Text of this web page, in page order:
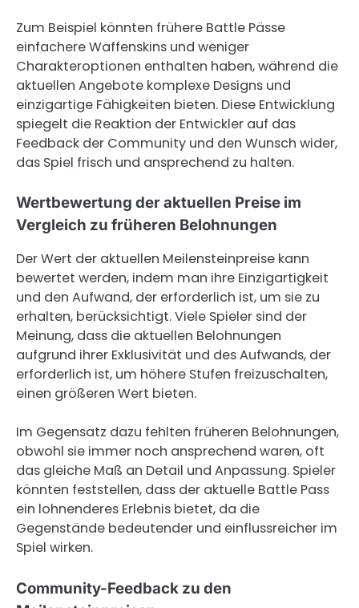
Zum Beispiel könnten frühere Battle Pässe
einfachere Waffenskins und weniger
Charakteroptionen enthalten haben, während die
aktuellen Angebote komplexe Designs und
einzigartige Fähigkeiten bieten. Diese Entwicklung
spiegelt die Reaktion der Entwickler auf das
Feedback der Community und den Wunsch wider,
das Spiel frisch und ansprechend zu halten.
Wertbewertung der aktuellen Preise im
Vergleich zu früheren Belohnungen
Der Wert der aktuellen Meilensteinpreise kann
bewertet werden, indem man ihre Einzigartigkeit
und den Aufwand, der erforderlich ist, um sie zu
erhalten, berücksichtigt. Viele Spieler sind der
Meinung, dass die aktuellen Belohnungen
aufgrund ihrer Exklusivität und des Aufwands, der
erforderlich ist, um höhere Stufen freizuschalten,
einen größeren Wert bieten.
Im Gegensatz dazu fehlten früheren Belohnungen,
obwohl sie immer noch ansprechend waren, oft
das gleiche Maß an Detail und Anpassung. Spieler
könnten feststellen, dass der aktuelle Battle Pass
ein lohnenderes Erlebnis bietet, da die
Gegenstände bedeutender und einflussreicher im
Spiel wirken.
Community-Feedback zu den